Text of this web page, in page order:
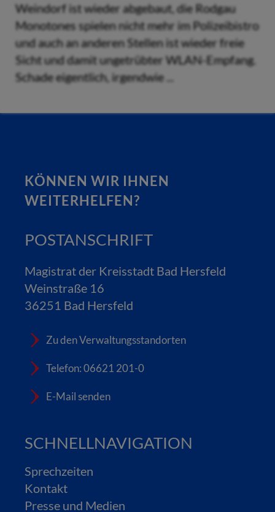
Weindorf ist wieder abgebaut, die Rodgau
Monotones spielen nicht mehr im Polizeibistro
und auch an anderen Stellen ist wieder freie
Sicht und damit ungetrübter WLAN-Empfang.
Schade eigentlich, irgendwie ...
KÖNNEN WIR IHNEN
WEITERHELFEN?
POSTANSCHRIFT
Magistrat der Kreisstadt Bad Hersfeld
Weinstraße 16
36251 Bad Hersfeld
Zu den Verwaltungsstandorten
Telefon: 06621 201-0
E-Mail senden
SCHNELLNAVIGATION
Sprechzeiten
Kontakt
Presse und Medien